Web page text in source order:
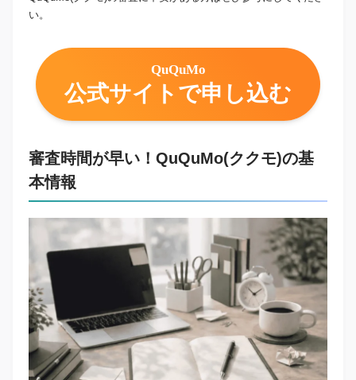
い。
QuQuMo
公式サイトで申し込む
審査時間が早い！QuQuMo(ククモ)の基
本情報